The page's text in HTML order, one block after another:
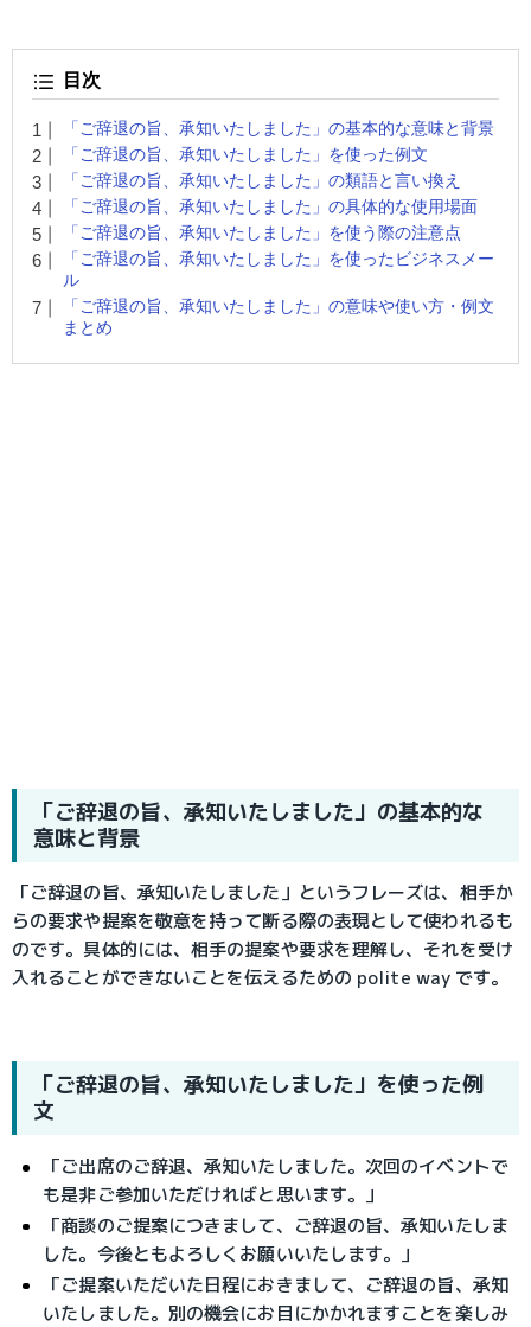
目次
「ご辞退の旨、承知いたしました」の基本的な意味と背景
「ご辞退の旨、承知いたしました」を使った例文
「ご辞退の旨、承知いたしました」の類語と言い換え
「ご辞退の旨、承知いたしました」の具体的な使用場面
「ご辞退の旨、承知いたしました」を使う際の注意点
「ご辞退の旨、承知いたしました」を使ったビジネスメー
ル
「ご辞退の旨、承知いたしました」の意味や使い方・例文
まとめ
「ご辞退の旨、承知いたしました」の基本的な
意味と背景
「ご辞退の旨、承知いたしました」というフレーズは、相手か
らの要求や提案を敬意を持って断る際の表現として使われるも
のです。具体的には、相手の提案や要求を理解し、それを受け
入れることができないことを伝えるための polite way です。
「ご辞退の旨、承知いたしました」を使った例
文
「ご出席のご辞退、承知いたしました。次回のイベントで
も是非ご参加いただければと思います。」
「商談のご提案につきまして、ご辞退の旨、承知いたしま
した。今後ともよろしくお願いいたします。」
「ご提案いただいた日程におきまして、ご辞退の旨、承知
いたしました。別の機会にお目にかかれますことを楽しみ